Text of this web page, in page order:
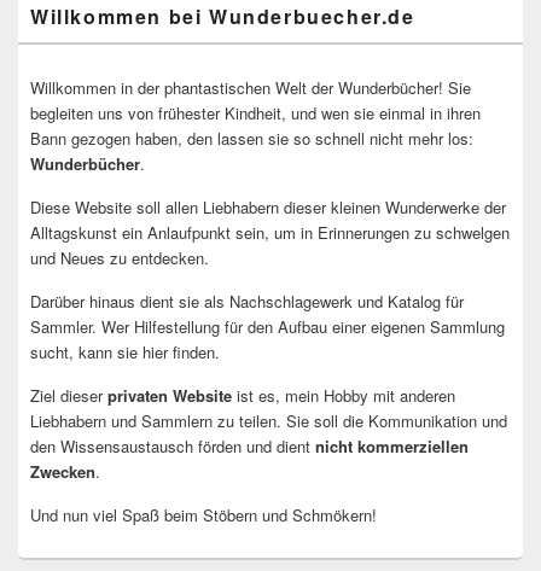
Willkommen bei Wunderbuecher.de
Willkommen in der phantastischen Welt der Wunderbücher! Sie
begleiten uns von frühester Kindheit, und wen sie einmal in ihren
Bann gezogen haben, den lassen sie so schnell nicht mehr los:
Wunderbücher.
Diese Website soll allen Liebhabern dieser kleinen Wunderwerke der
Alltagskunst ein Anlaufpunkt sein, um in Erinnerungen zu schwelgen
und Neues zu entdecken.
Darüber hinaus dient sie als Nachschlagewerk und Katalog für
Sammler. Wer Hilfestellung für den Aufbau einer eigenen Sammlung
sucht, kann sie hier finden.
Ziel dieserprivaten Website ist es, mein Hobby mit anderen
Liebhabern und Sammlern zu teilen. Sie soll die Kommunikation und
den Wissensaustausch förden und dient nicht kommerziellen
Zwecken.
Und nun viel Spaß beim Stöbern und Schmökern!